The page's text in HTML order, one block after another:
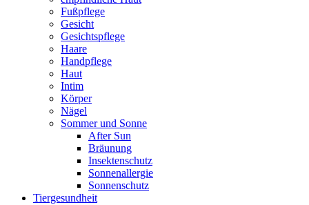
Fußpflege
Gesicht
Gesichtspflege
Haare
Handpflege
Haut
Intim
Körper
Nägel
Sommer und Sonne
After Sun
Bräunung
Insektenschutz
Sonnenallergie
Sonnenschutz
Tiergesundheit